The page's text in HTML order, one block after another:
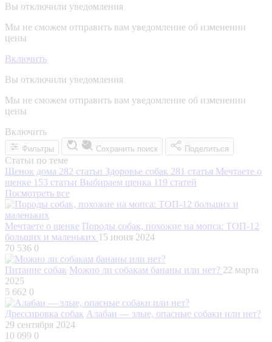
Вы отключили уведомления
Мы не сможем отправить вам уведомление об изменении
цены
Включить
Вы отключили уведомления
Мы не сможем отправить вам уведомление об изменении
цены
Включить
Фильтры Сохранить поиск Поделиться
Статьи по теме
Щенок дома 282 статьи Здоровье собак 281 статья Мечтаете о
щенке 153 статьи Выбираем щенка 119 статей
Посмотреть все
Мечтаете о щенке Породы собак, похожие на мопса: ТОП-12
больших и маленьких 15 июня 2024
70 536 0
Питание собак Можно ли собакам бананы или нет? 22 марта
2025
5 662 0
Дрессировка собак Алабаи — злые, опасные собаки или нет?
29 сентября 2024
10 099 0